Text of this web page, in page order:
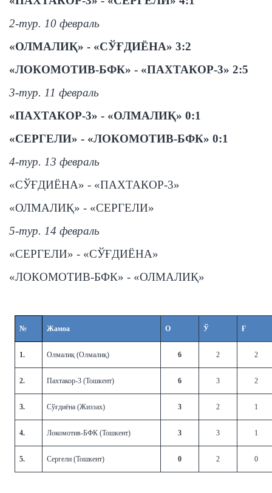
2-тур. 10 февраль
«ОЛМАЛИҚ» - «СЎҒДИЁНА» 3:2
«ЛОКОМОТИВ-БФК» - «ПАХТАКОР-3» 2:5
3-тур. 11 февраль
«ПАХТАКОР-3» - «ОЛМАЛИҚ» 0:1
«СЕРГЕЛИ» - «ЛОКОМОТИВ-БФК» 0:1
4-тур. 13 февраль
«СЎҒДИЁНА» - «ПАХТАКОР-3»
«ОЛМАЛИҚ» - «СЕРГЕЛИ»
5-тур. 14 февраль
«СЕРГЕЛИ» - «СЎҒДИЁНА»
«ЛОКОМОТИВ-БФК» - «ОЛМАЛИҚ»
№ Жамоа О Ў Ғ
1. Олмалиқ (Олмалиқ) 6 2 2
2. Пахтакор-3 (Тошкент) 6 3 2
3. Сўғдиёна (Жиззах) 3 2 1
4. Локомотив-БФК (Тошкент) 3 3 1
5. Сергели (Тошкент) 0 2 0